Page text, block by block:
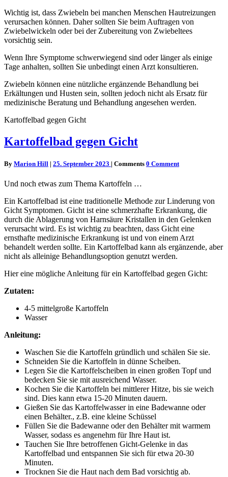
Wichtig ist, dass Zwiebeln bei manchen Menschen Hautreizungen
verursachen können. Daher sollten Sie beim Auftragen von
Zwiebelwickeln oder bei der Zubereitung von Zwiebeltees
vorsichtig sein.
Wenn Ihre Symptome schwerwiegend sind oder länger als einige
Tage anhalten, sollten Sie unbedingt einen Arzt konsultieren.
Zwiebeln können eine nützliche ergänzende Behandlung bei
Erkältungen und Husten sein, sollten jedoch nicht als Ersatz für
medizinische Beratung und Behandlung angesehen werden.
Kartoffelbad gegen Gicht
Kartoffelbad gegen Gicht
By Marion Hill | 25. September 2023 | Comments 0 Comment
Und noch etwas zum Thema Kartoffeln …
Ein Kartoffelbad ist eine traditionelle Methode zur Linderung von
Gicht Symptomen. Gicht ist eine schmerzhafte Erkrankung, die
durch die Ablagerung von Harnsäure Kristallen in den Gelenken
verursacht wird. Es ist wichtig zu beachten, dass Gicht eine
ernsthafte medizinische Erkrankung ist und von einem Arzt
behandelt werden sollte. Ein Kartoffelbad kann als ergänzende, aber
nicht als alleinige Behandlungsoption genutzt werden.
Hier eine mögliche Anleitung für ein Kartoffelbad gegen Gicht:
Zutaten:
4-5 mittelgroße Kartoffeln
Wasser
Anleitung:
Waschen Sie die Kartoffeln gründlich und schälen Sie sie.
Schneiden Sie die Kartoffeln in dünne Scheiben.
Legen Sie die Kartoffelscheiben in einen großen Topf und
bedecken Sie sie mit ausreichend Wasser.
Kochen Sie die Kartoffeln bei mittlerer Hitze, bis sie weich
sind. Dies kann etwa 15-20 Minuten dauern.
Gießen Sie das Kartoffelwasser in eine Badewanne oder
einen Behälter., z.B. eine kleine Schüssel
Füllen Sie die Badewanne oder den Behälter mit warmem
Wasser, sodass es angenehm für Ihre Haut ist.
Tauchen Sie Ihre betroffenen Gicht-Gelenke in das
Kartoffelbad und entspannen Sie sich für etwa 20-30
Minuten.
Trocknen Sie die Haut nach dem Bad vorsichtig ab.